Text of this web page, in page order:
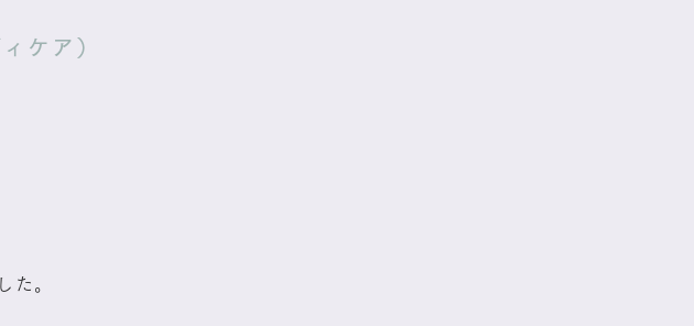
ケア）
た。